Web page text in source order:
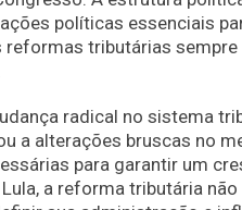
políticas essenciais
reformas tributárias
radical no sistema
a alterações bruscas no
para garantir um
a reforma tributária